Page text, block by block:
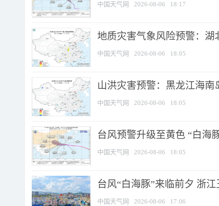
中国天气网 2026-08-06 18:17
地质灾害气象风险预警：湖
中国天气网 2026-08-06 18:05
山洪灾害预警：黑龙江海
中国天气网 2026-08-06 18:05
台风预警升级至黄色 “白海
中国天气网 2026-08-06 18:05
台风“白海豚”来临前夕 浙
中国天气网 2026-08-06 17:06